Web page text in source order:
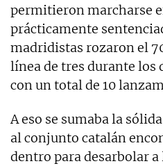
permitieron marcharse
prácticamente
madridistas rozaron el
línea de tres durante los
con un total de 10
A eso se sumaba la
al conjunto catalán
dentro para desarbolar a